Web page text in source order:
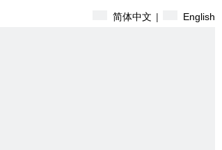
简体中文 | English